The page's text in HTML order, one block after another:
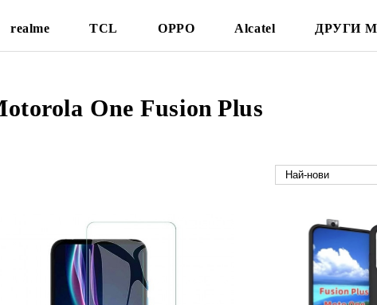
realme TCL OPPO Alcatel ДРУГИ
One Fusion Plus